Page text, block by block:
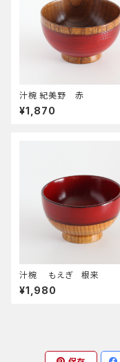
汁椀 紀美野 赤
¥1,870
汁椀 もえぎ 根来
¥1,980